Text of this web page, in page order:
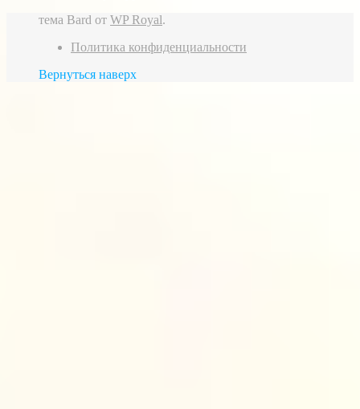
тема Bard от WP Royal.
Политика конфиденциальности
Вернуться наверх